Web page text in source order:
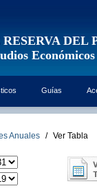
DEL
Económicos
Guías
Anuales / Ver Tabla